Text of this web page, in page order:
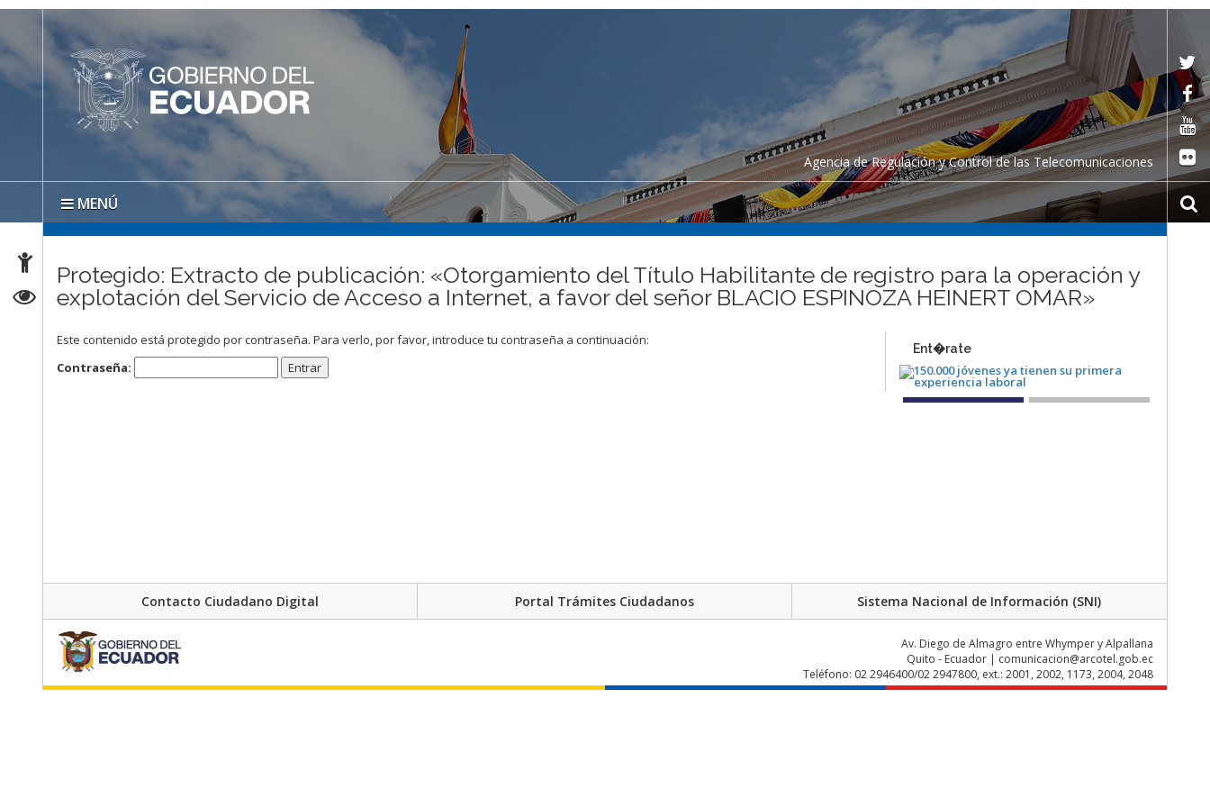
Agencia de Regulación y Control de las Telecomunicaciones
MENÚ
Protegido: Extracto de publicación: «Otorgamiento del Título Habilitante de registro para la operación y
explotación del Servicio de Acceso a Internet, a favor del señor BLACIO ESPINOZA HEINERT OMAR»
Este contenido está protegido por contraseña. Para verlo, por favor, introduce tu contraseña a continuación:
Contraseña:
Ent�rate
Contacto Ciudadano Digital Portal Trámites Ciudadanos Sistema Nacional de Información (SNI)
Av. Diego de Almagro entre Whymper y Alpallana
Quito - Ecuador | comunicacion@arcotel.gob.ec
Teléfono: 02 2946400/02 2947800, ext.: 2001, 2002, 1173, 2004, 2048